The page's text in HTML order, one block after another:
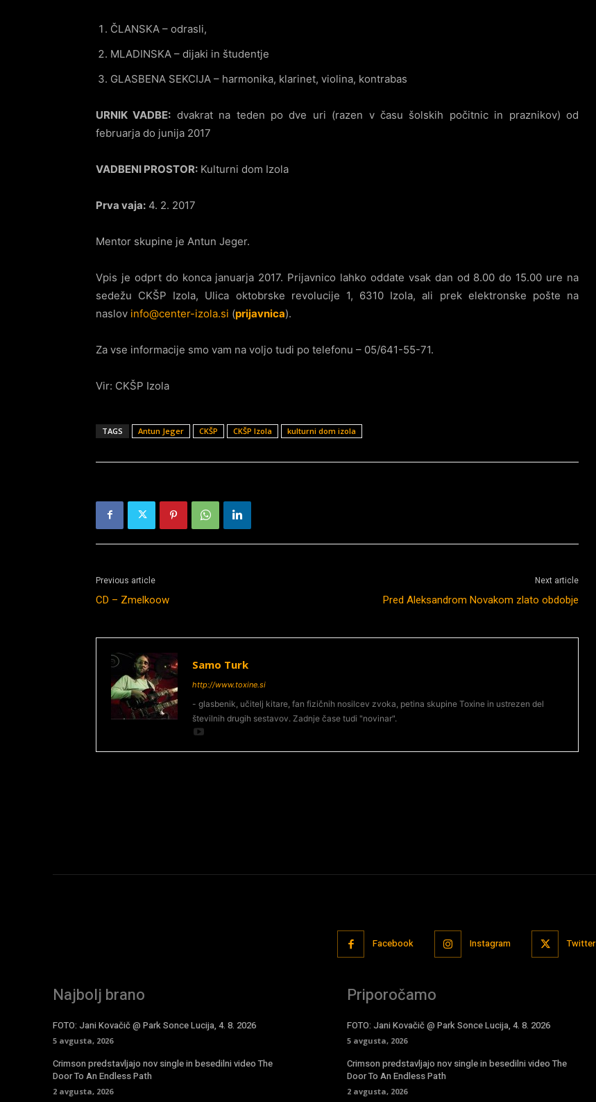
ČLANSKA – odrasli,
MLADINSKA – dijaki in študentje
GLASBENA SEKCIJA – harmonika, klarinet, violina, kontrabas
URNIK VADBE: dvakrat na teden po dve uri (razen v času šolskih počitnic in praznikov) od
februarja do junija 2017
VADBENI PROSTOR: Kulturni dom Izola
Prva vaja: 4. 2. 2017
Mentor skupine je Antun Jeger.
Vpis je odprt do konca januarja 2017. Prijavnico lahko oddate vsak dan od 8.00 do 15.00 ure na
sedežu CKŠP Izola, Ulica oktobrske revolucije 1, 6310 Izola, ali prek elektronske pošte na
naslov info@center-izola.si (prijavnica).
Za vse informacije smo vam na voljo tudi po telefonu – 05/641-55-71.
Vir: CKŠP Izola
TAGS Antun Jeger CKŠP CKŠP Izola kulturni dom izola
Previous article
CD – Zmelkoow
Next article
Pred Aleksandrom Novakom zlato obdobje
Samo Turk
http://www.toxine.si
- glasbenik, učitelj kitare, fan fizičnih nosilcev zvoka, petina skupine Toxine in ustrezen del
številnih drugih sestavov. Zadnje čase tudi "novinar".
Facebook Instagram Twitter
Najbolj brano
FOTO: Jani Kovačič @ Park Sonce Lucija, 4. 8. 2026
5 avgusta, 2026
Crimson predstavljajo nov single in besedilni video The
Door To An Endless Path
2 avgusta, 2026
Priporočamo
FOTO: Jani Kovačič @ Park Sonce Lucija, 4. 8. 2026
5 avgusta, 2026
Crimson predstavljajo nov single in besedilni video The
Door To An Endless Path
2 avgusta, 2026